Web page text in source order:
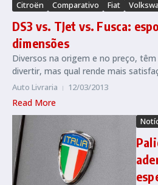
Citroën Comparativo Fiat
DS3 vs. TJet vs. Fusca:
dimensões
Diversos na origem e no preço,
divertir, mas qual rende mais
Auto Livraria 12/03/2013
Read More